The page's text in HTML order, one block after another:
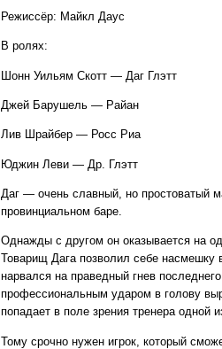
Режиссёр: Майкл Даус
В ролях:
Шонн Уильям Скотт — Даг Глэтт
Джей Барушель — Райан
Лив Шрайбер — Росс Риа
Юджин Леви — Др. Глэтт
Даг — очень славный, но простоватый
провинциальном баре.
Однажды с другом он оказывается на
Товарищ Дага позволил себе насмешку
нарвался на праведный гнев
профессиональным ударом в голову
попадает в поле зрения тренера одной
Тому срочно нужен игрок, который